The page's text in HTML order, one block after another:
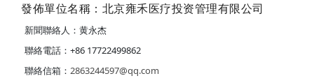
發佈單位名稱：北京雍禾医疗投资管理有限公司
新聞聯絡人：黄永杰
聯絡電話：+86 17722499862
聯絡信箱： 2863244597@qq.com